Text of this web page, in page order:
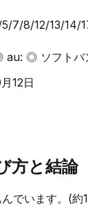
7/8/12/13/
au: ◎ ソフト
12日
方と結論
でいます。(約